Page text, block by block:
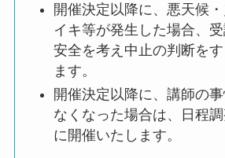
開催決定以降に、悪天候
イキ等が発生した場合、
安全を考え中止の判断を
ます。
開催決定以降に、講師の
なくなった場合は、日程
に開催いたします。